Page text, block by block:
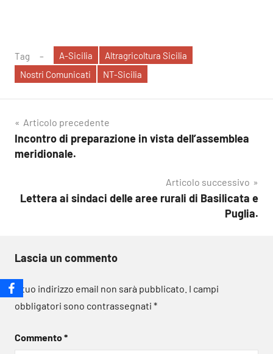
Tag A-Sicilia
Altragricoltura Sicilia
Nostri Comunicati
NT-Sicilia
Navigazione
articoli
Articolo precedente
Incontro di preparazione in vista dell’assemblea
meridionale.
Articolo successivo
Lettera ai sindaci delle aree rurali di Basilicata e
Puglia.
Lascia un commento
Il tuo indirizzo email non sarà pubblicato. I campi
obbligatori sono contrassegnati *
Commento*